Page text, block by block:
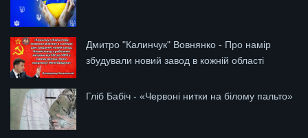
Дмитро "Калинчук" Вовнянко - Про намір
збудували новий завод в кожній області
Гліб Бабіч - «Червоні нитки на білому пальто»